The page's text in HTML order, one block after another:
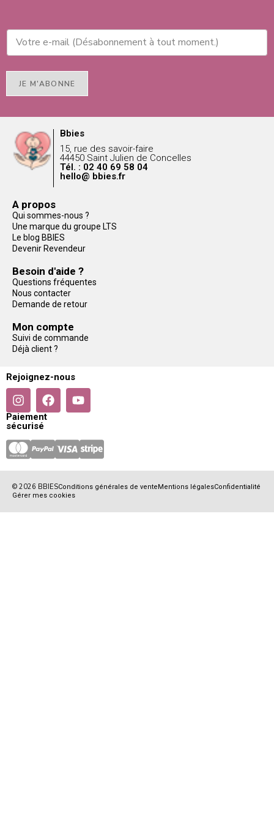
JE M'ABONNE
Bbies
15, rue des savoir-faire
44450 Saint Julien de Concelles
Tél. : 02 40 69 58 04
hello@ bbies.fr
A propos
Qui sommes-nous ?
Une marque du groupe LTS
Le blog BBIES
Devenir Revendeur
Besoin d'aide ?
Questions fréquentes
Nous contacter
Demande de retour
Mon compte
Suivi de commande
Déjà client ?
Rejoignez-nous
Paiement
sécurisé
© 2026 BBIESConditions générales de venteMentions légalesConfidentialité
Gérer mes cookies